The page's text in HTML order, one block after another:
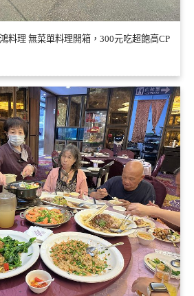
料理 無菜單料理開箱，300元吃超飽高CP